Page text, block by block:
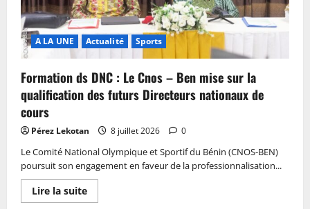
A LA UNE Actualité Sports
Formation ds DNC : Le Cnos – Ben mise sur la
qualification des futurs Directeurs nationaux de
cours
Pérez Lekotan 8 juillet 2026 0
Le Comité National Olympique et Sportif du Bénin (CNOS-BEN)
poursuit son engagement en faveur de la professionnalisation...
Lire la suite